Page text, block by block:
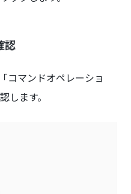
認
コマンドオペレーショ
します。